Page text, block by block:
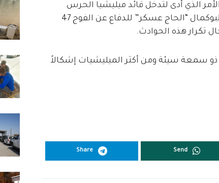
الذي أدى لتدخل قائد ميليشيا الحرس
الثوري الإيراني والمسؤول عن الميليشيات الإيرانية في البوكمال “الحاج عسكر” للدفاع عن الفوج 47
تكرار هذه الحوادث.
المشهداني ذو سمعة سيئة ومن أكثر الميليشيات إشكالاً
Send
Share